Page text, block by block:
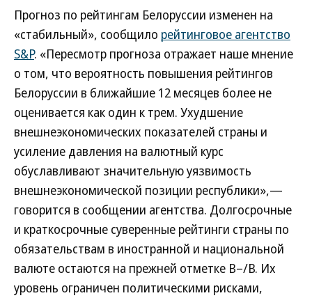
Прогноз по рейтингам Белоруссии изменен на
«стабильный», сообщило рейтинговое агентство
S&P. «Пересмотр прогноза отражает наше мнение
о том, что вероятность повышения рейтингов
Белоруссии в ближайшие 12 месяцев более не
оценивается как один к трем. Ухудшение
внешнеэкономических показателей страны и
усиление давления на валютный курс
обуславливают значительную уязвимость
внешнеэкономической позиции республики»,—
говорится в сообщении агентства. Долгосрочные
и краткосрочные суверенные рейтинги страны по
обязательствам в иностранной и национальной
валюте остаются на прежней отметке В–/В. Их
уровень ограничен политическими рисками,